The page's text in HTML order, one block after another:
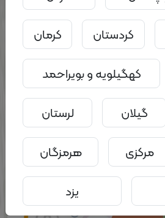
۰۵ شهریور ۱۴۰۲ - ۰۹:۴۷
جزئیات
کردستان
کرمان
کهگیلویه و بویراحمد
گیلان
لرستان
مرکزی
هرمزگان
یزد